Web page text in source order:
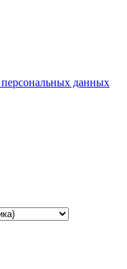
персональных данных